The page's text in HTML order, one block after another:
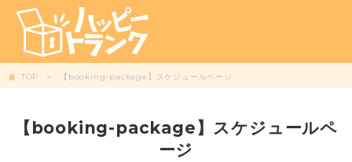
TOP 【booking-package】スケジュールページ
【booking-package】スケジュールペ
ージ